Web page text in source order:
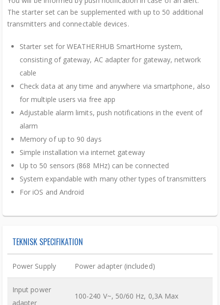
The starter set can be supplemented with up to 50 additional
transmitters and connectable devices.
Starter set for WEATHERHUB SmartHome system,
consisting of gateway, AC adapter for gateway, network
cable
Check data at any time and anywhere via smartphone, also
for multiple users via free app
Adjustable alarm limits, push notifications in the event of
alarm
Memory of up to 90 days
Simple installation via internet gateway
Up to 50 sensors (868 MHz) can be connected
System expandable with many other types of transmitters
For iOS and Android
TEKNISK SPECIFIKATION
Power Supply Power adapter (included)
Input power
adapter
100-240 V~, 50/60 Hz, 0,3A Max